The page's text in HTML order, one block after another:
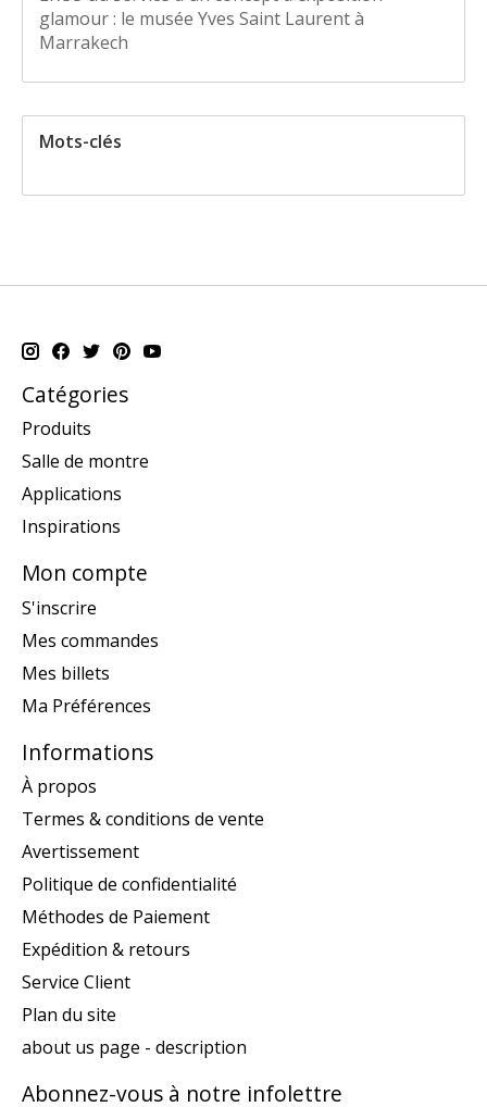
glamour : le musée Yves Saint Laurent à
Marrakech
Mots-clés
Catégories
Produits
Salle de montre
Applications
Inspirations
Mon compte
S'inscrire
Mes commandes
Mes billets
Ma Préférences
Informations
À propos
Termes & conditions de vente
Avertissement
Politique de confidentialité
Méthodes de Paiement
Expédition & retours
Service Client
Plan du site
about us page - description
Abonnez-vous à notre infolettre